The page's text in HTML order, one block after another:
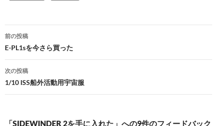
投
稿
ナ
ビ
ゲ
ー
前の投稿
E-PL1sを今さら買った
次の投稿
1/10 ISS船外活動用宇宙服
「SIDEWINDER 2を手に入れた」への9件のフィードバック